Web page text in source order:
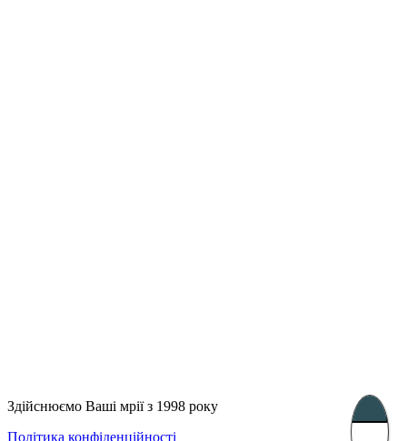
Здійснюємо Ваші мрії з 1998 року
Політика конфіденційності